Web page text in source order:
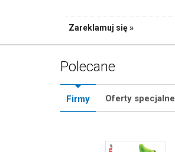
Zareklamuj się »
Polecane
Firmy Oferty specjalne